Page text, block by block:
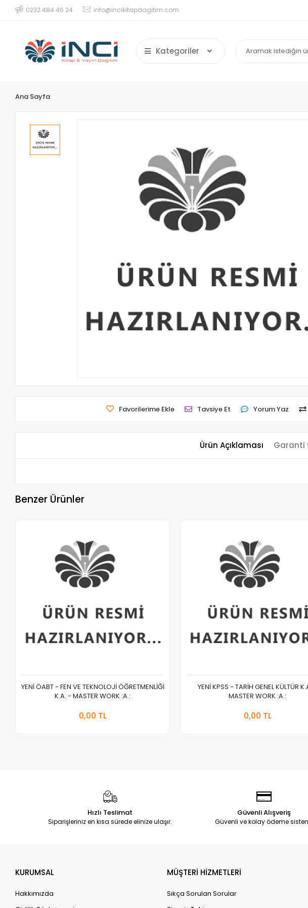
0232 484 46 24 info@incikitapdagitim.com
Kategoriler
Ana Sayfa
Favorilerime Ekle Tavsiye Et Yorum Yaz
Ürün Açıklaması Garanti
Benzer Ürünler
YENİ ÖABT - FEN VE TEKNOLOJİ ÖĞRETMENLİĞİ
K.A. - MASTER WORK :A :
0,00 TL
YENİ KPSS - TARİH GENEL KÜLTÜR
MASTER WORK :A :
0,00 TL
Hızlı Teslimat
Siparişleriniz en kısa sürede elinize ulaşır.
Güvenli Alışveriş
Güvenli ve kolay ödeme
KURUMSAL
Hakkımızda
MÜŞTERİ HİZMETLERİ
Sıkça Sorulan Sorular